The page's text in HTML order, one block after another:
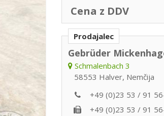
Cena z DDV
Prodajalec
Gebrüder
Schmalenbach 3
58553 Halver, Nemčija
+49 (0)23 53 / 91
+49 (0)23 53 / 91